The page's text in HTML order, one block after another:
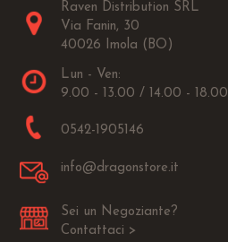
Raven Distribution SRL
Via Fanin, 30
40026 Imola (BO)
Lun - Ven:
9.00 - 13.00 / 14.00 - 18.00
0542-1905146
info@dragonstore.it
Sei un Negoziante?
Contattaci >